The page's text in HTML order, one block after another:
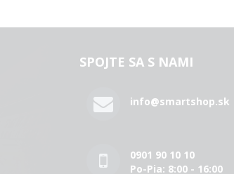
SPOJTE SA S NAMI
info@smartshop.sk
0901 90 10 10
Po-Pia: 8:00 - 16:00